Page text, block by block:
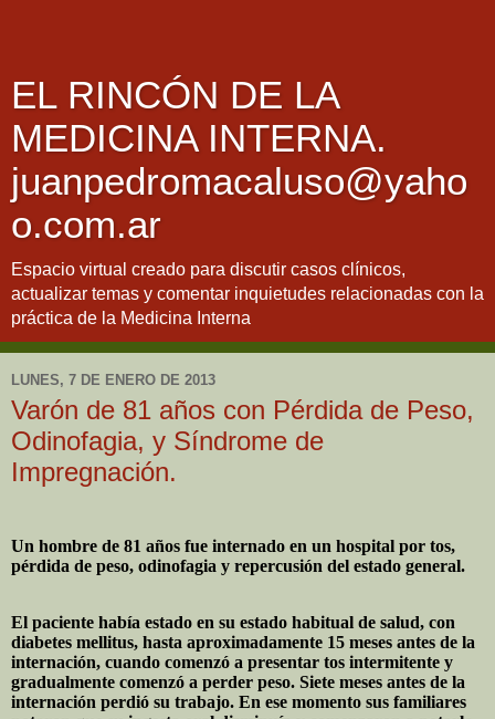
EL RINCÓN DE LA
MEDICINA INTERNA.
juanpedromacaluso@yaho
o.com.ar
Espacio virtual creado para discutir casos clínicos,
actualizar temas y comentar inquietudes relacionadas con la
práctica de la Medicina Interna
LUNES, 7 DE ENERO DE 2013
Varón de 81 años con Pérdida de Peso,
Odinofagia, y Síndrome de
Impregnación.
Un hombre de 81 años fue internado en un hospital por tos,
pérdida de peso, odinofagia y repercusión del estado general.
El paciente había estado en su estado habitual de salud, con
diabetes mellitus, hasta aproximadamente 15 meses antes de la
internación, cuando comenzó a presentar tos intermitente y
gradualmente comenzó a perder peso. Siete meses antes de la
internación perdió su trabajo. En ese momento sus familiares